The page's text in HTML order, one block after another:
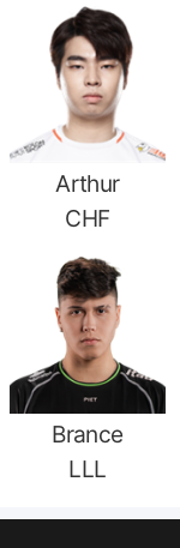
Arthur
CHF
Brance
LLL